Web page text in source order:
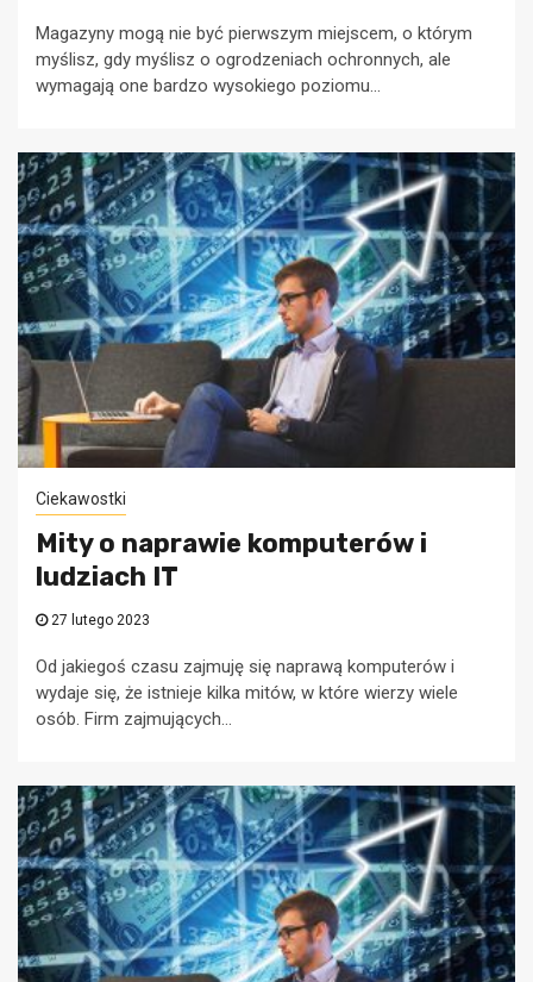
Magazyny mogą nie być pierwszym miejscem, o którym
myślisz, gdy myślisz o ogrodzeniach ochronnych, ale
wymagają one bardzo wysokiego poziomu...
Ciekawostki
Mity o naprawie komputerów i
ludziach IT
27 lutego 2023
Od jakiegoś czasu zajmuję się naprawą komputerów i
wydaje się, że istnieje kilka mitów, w które wierzy wiele
osób. Firm zajmujących...